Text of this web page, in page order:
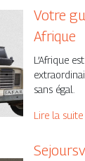
Votre
Afrique
L’Afrique
sans égal.
Lire la suite